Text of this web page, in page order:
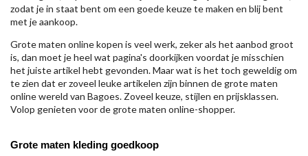
zodat je in staat bent om een goede keuze te maken en blij bent
met je aankoop.
Grote maten online kopen is veel werk, zeker als het aanbod groot
is, dan moet je heel wat pagina's doorkijken voordat je misschien
het juiste artikel hebt gevonden. Maar wat is het toch geweldig om
te zien dat er zoveel leuke artikelen zijn binnen de grote maten
online wereld van Bagoes. Zoveel keuze, stijlen en prijsklassen.
Volop genieten voor de grote maten online-shopper.
Grote maten kleding goedkoop